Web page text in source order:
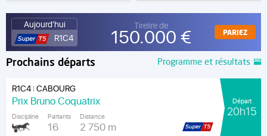
Aujourd'hui
R1C4
Tirelire de
150.000 € PARIEZ
Prochains départs Programme et résultats
R1C4|CABOURG
Prix Bruno Coquatrix
Discipline Partants
16
Distance
2 750 m
Départ
20h15